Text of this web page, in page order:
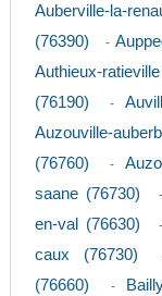
Auberville-la-
(76390)
-
Authieux-
(76190)
-
Auzouville-
(76760)
-
saane (76730)
en-val (76630)
-
caux (76730)
(76660)
-